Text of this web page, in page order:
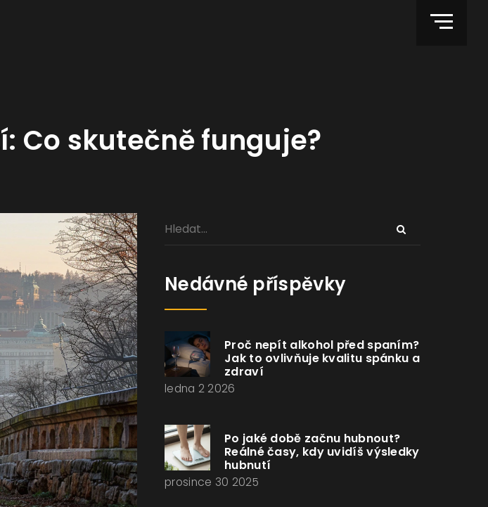
Co skutečně funguje?
Nedávné příspěvky
Proč nepít alkohol před spaním?
Jak to ovlivňuje kvalitu spánku a
zdraví
ledna 2 2026
Po jaké době začnu hubnout?
Reálné časy, kdy uvidíš výsledky
hubnutí
prosince 30 2025